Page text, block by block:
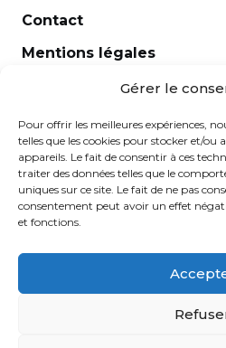
Gérer le
Pour offrir les meilleures expériences,
telles que les cookies pour stocker et/ou
appareils. Le fait de consentir à ces
traiter des données telles que le
uniques sur ce site. Le fait de ne pas
consentement peut avoir un effet
et fonctions.
Contact
Mentions légales
Caroline de